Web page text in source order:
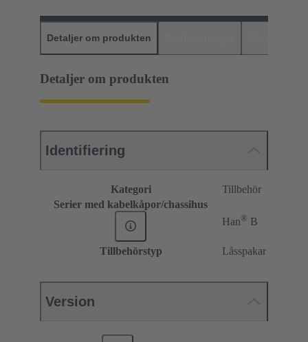
Detaljer om produkten
Detaljer om produkten
Identifiering
Kategori
Tillbehör
Serier med kabelkåpor/chassihus
Han® B
Tillbehörstyp Låsspakar
Version